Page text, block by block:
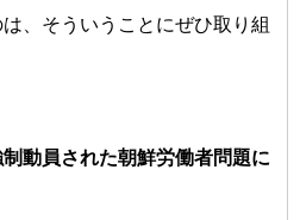
、そういうことにぜひ取り組
動員された朝鮮労働者問題に